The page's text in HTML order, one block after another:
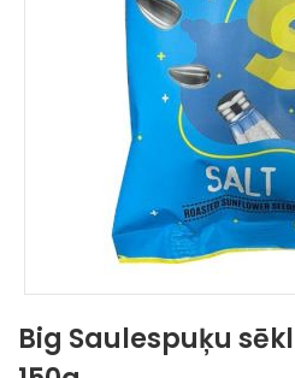
Big Saulespuķu